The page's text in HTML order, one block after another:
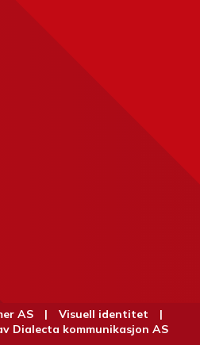
AS | Visuell identitet |
Dialecta kommunikasjon AS